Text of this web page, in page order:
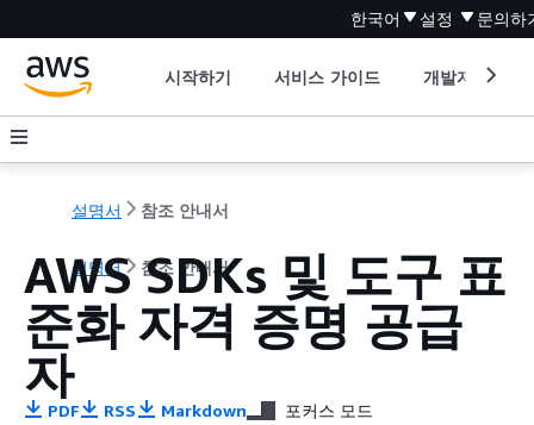
한국어 설정 문의하
시작하기 서비스 가이드 개발자 도구
설명서 참조 안내서
설명서 참조 안내서
AWS SDKs 및 도구 표
준화 자격 증명 공급
자
PDF RSS Markdown 포커스 모드